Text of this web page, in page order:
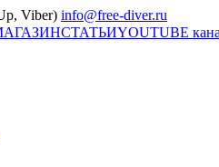
Viber) info@free-diver.ru
СТАТЬИYOUTUBE